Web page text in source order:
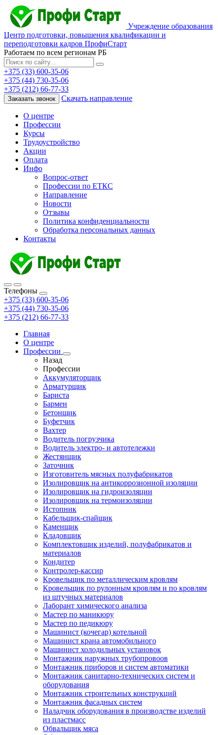
Учреждение образования
Центр подготовки, повышения квалификации и
переподготовки кадров ПрофиСтарт
Работаем по всем регионам РБ
+375 (33) 600-35-06
+375 (44) 730-35-06
+375 (212) 66-77-33
Заказать звонок Скачать направление
О центре
Профессии
Курсы
Трудоустройство
Акции
Оплата
Инфо
Вопрос-ответ
Профессии по ЕТКС
Направление
Новости
Отзывы
Политика конфиденциальности
Обработка персональных данных
Контакты
Телефоны
+375 (33) 600-35-06
+375 (44) 730-35-06
+375 (212) 66-77-33
Главная
О центре
Профессии
Назад
Профессии
Аккумуляторщик
Арматурщик
Бариста
Бармен
Бетонщик
Буфетчик
Вахтер
Водитель погрузчика
Водитель электро- и автотележки
Жестянщик
Заточник
Изготовитель мясных полуфабрикатов
Изолировщик на антикоррозионной изоляции
Изолировщик на гидроизоляции
Изолировщик на термоизоляции
Истопник
Кабельщик-спайщик
Каменщик
Кладовщик
Комплектовщик изделий, полуфабрикатов и
материалов
Кондитер
Контролер-кассир
Кровельщик по металлическим кровлям
Кровельщик по рулонным кровлям и по кровлям
из штучных материалов
Лаборант химического анализа
Мастер по маникюру
Мастер по педикюру
Машинист (кочегар) котельной
Машинист крана автомобильного
Машинист холодильных установок
Монтажник наружных трубопровоов
Монтажник приборов и систем автоматики
Монтажник санитарно-технических систем и
оборудования
Монтажник строительных конструкций
Монтажник фасадных систем
Наладчик оборудования в производстве изделий
из пластмасс
Обвальщик мяса